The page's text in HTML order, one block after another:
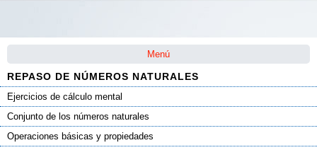
Menú
REPASO DE NÚMEROS NATURALES
Ejercicios de cálculo mental
Conjunto de los números naturales
Operaciones básicas y propiedades